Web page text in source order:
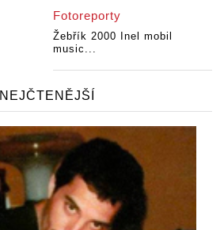
Fotoreporty
Žebřík 2000 Inel mobil
music...
NEJČTENĚJŠÍ